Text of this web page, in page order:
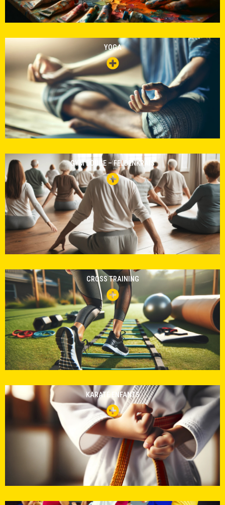
YOGA
GYM DOUCE – FELDENKRAIS
CROSS TRAINING
KARATÉ ENFANTS